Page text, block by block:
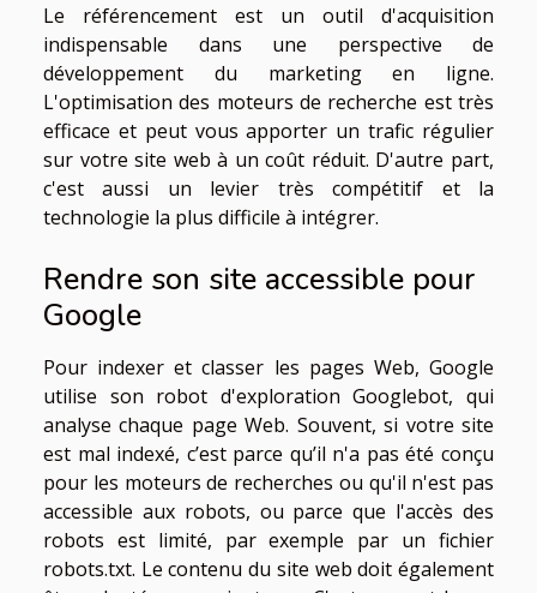
Le référencement est un outil d'acquisition
indispensable dans une perspective de
développement du marketing en ligne.
L'optimisation des moteurs de recherche est très
efficace et peut vous apporter un trafic régulier
sur votre site web à un coût réduit. D'autre part,
c'est aussi un levier très compétitif et la
technologie la plus difficile à intégrer.
Rendre son site accessible pour
Google
Pour indexer et classer les pages Web, Google
utilise son robot d'exploration Googlebot, qui
analyse chaque page Web. Souvent, si votre site
est mal indexé, c’est parce qu’il n'a pas été conçu
pour les moteurs de recherches ou qu'il n'est pas
accessible aux robots, ou parce que l'accès des
robots est limité, par exemple par un fichier
robots.txt. Le contenu du site web doit également